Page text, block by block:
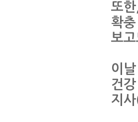
또
확
보
이
건
지